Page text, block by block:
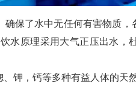
确保了水中无任何有害物质
水原理采用大气正压出水
钾，钙等多种有益人体的天